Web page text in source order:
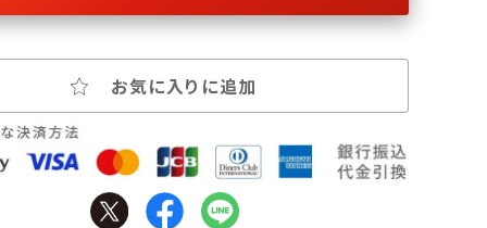
お気に入りに追加